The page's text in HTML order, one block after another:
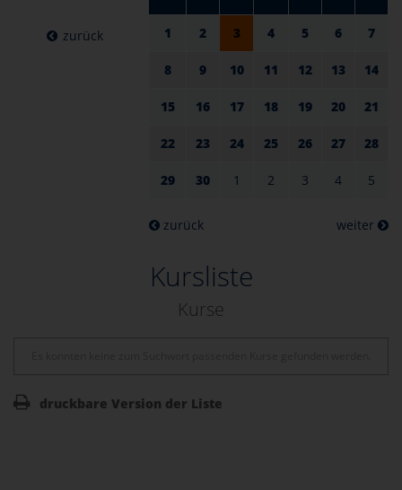
1 2 3 4 5 6 7
8 9 10 11 12 13 14
15 16 17 18 19 20 21
22 23 24 25 26 27 28
29 30 1 2 3 4 5
zurück weiter
zurück
Kursliste
Kurse
druckbare Version der Liste